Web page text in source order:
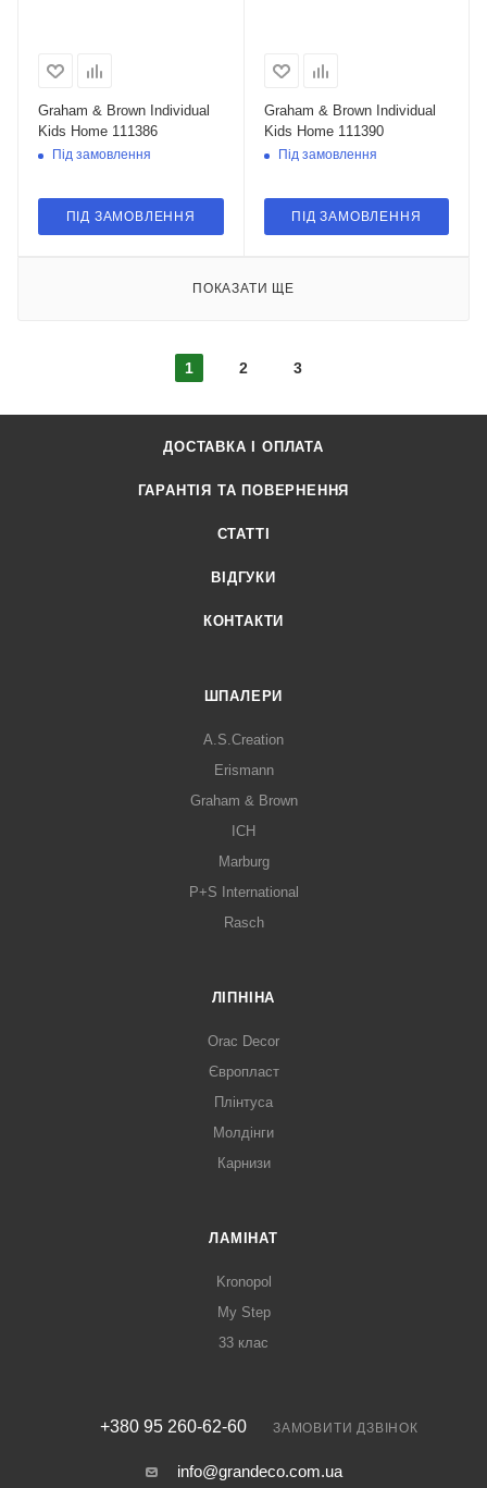
Graham & Brown Individual
Kids Home 111386
Під замовлення
ПІД ЗАМОВЛЕННЯ
Graham & Brown Individual
Kids Home 111390
Під замовлення
ПІД ЗАМОВЛЕННЯ
ПОКАЗАТИ ЩЕ
1 2 3
ДОСТАВКА І ОПЛАТА
ГАРАНТІЯ ТА ПОВЕРНЕННЯ
СТАТТІ
ВІДГУКИ
КОНТАКТИ
ШПАЛЕРИ
A.S.Creation
Erismann
Graham & Brown
ICH
Marburg
P+S International
Rasch
ЛІПНІНА
Orac Decor
Європласт
Плінтуса
Молдінги
Карнизи
ЛАМІНАТ
Kronopol
My Step
33 клас
+380 95 260-62-60 ЗАМОВИТИ ДЗВІНОК
info@grandeco.com.ua